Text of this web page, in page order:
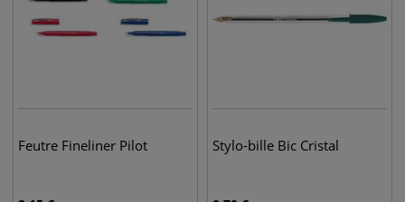
Feutre Fineliner Pilot Stylo-bille Bic Cristal